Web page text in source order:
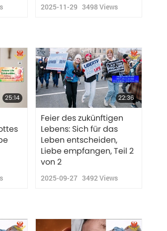
2025-11-29 3498 Views
25:14 22:36
Feier des zukünftigen
Lebens: Sich für das
Leben entscheiden,
Liebe empfangen, Teil 2
von 2
2025-09-27 3492 Views